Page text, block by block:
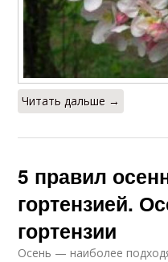
Читать дальше →
5 правил
гортензией.
гортензии
Осень — наиболее